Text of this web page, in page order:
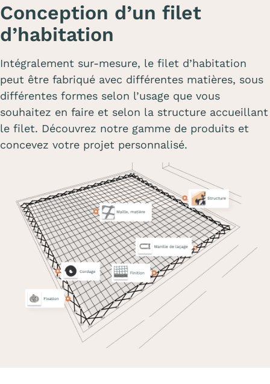
Conception d’un filet
d’habitation
Intégralement sur-mesure, le filet d’habitation
peut être fabriqué avec différentes matières, sous
différentes formes selon l’usage que vous
souhaitez en faire et selon la structure accueillant
le filet. Découvrez notre gamme de produits et
concevez votre projet personnalisé.